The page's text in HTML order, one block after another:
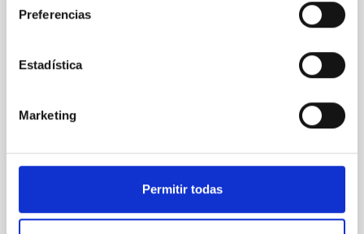
Preferencias
Estadística
Marketing
Permitir todas
Dos contratos - Ingeniería Especialidad
Se convoca proceso selectivo para formalizar un
Tecnología y la Innovación), fuera de convenio, por el
otras, las siguientes funciones: Dentro del equipo de
Plazo de presentación hasta el
07/08/2026